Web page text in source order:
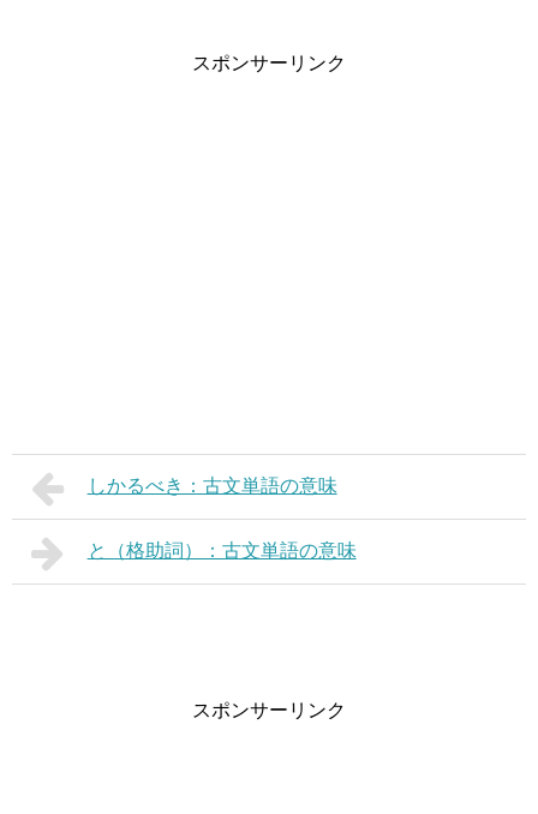
スポンサーリンク
しかるべき：古文単語の意味
と（格助詞）：古文単語の意味
スポンサーリンク